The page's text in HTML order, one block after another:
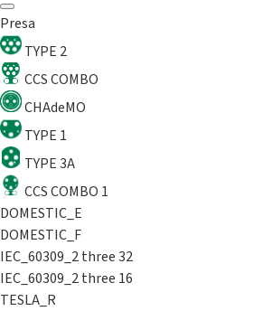
Presa
TYPE 2
CCS COMBO
CHAdeMO
TYPE 1
TYPE 3A
CCS COMBO 1
DOMESTIC_E
DOMESTIC_F
IEC_60309_2 three 32
IEC_60309_2 three 16
TESLA_R